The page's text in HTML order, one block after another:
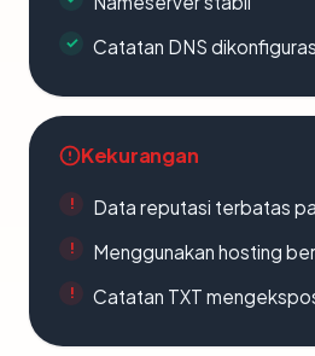
Catatan DNS
Kekurangan
Data reputasi terbatas
Menggunakan hosting
Catatan TXT